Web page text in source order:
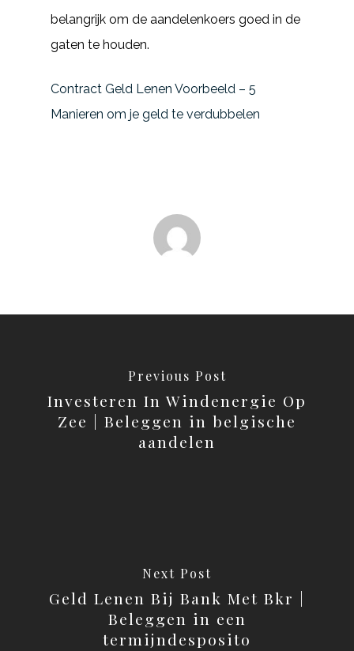
belangrijk om de aandelenkoers goed in de
gaten te houden.
Contract Geld Lenen Voorbeeld – 5
Manieren om je geld te verdubbelen
Previous Post
Investeren In Windenergie Op
Zee | Beleggen in belgische
aandelen
Next Post
Geld Lenen Bij Bank Met Bkr |
Beleggen in een
termijndesposito